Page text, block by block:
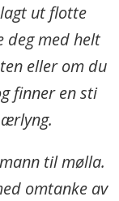
ut flotte
deg med helt
eller om du
finner en sti
til mølla.
omtanke av